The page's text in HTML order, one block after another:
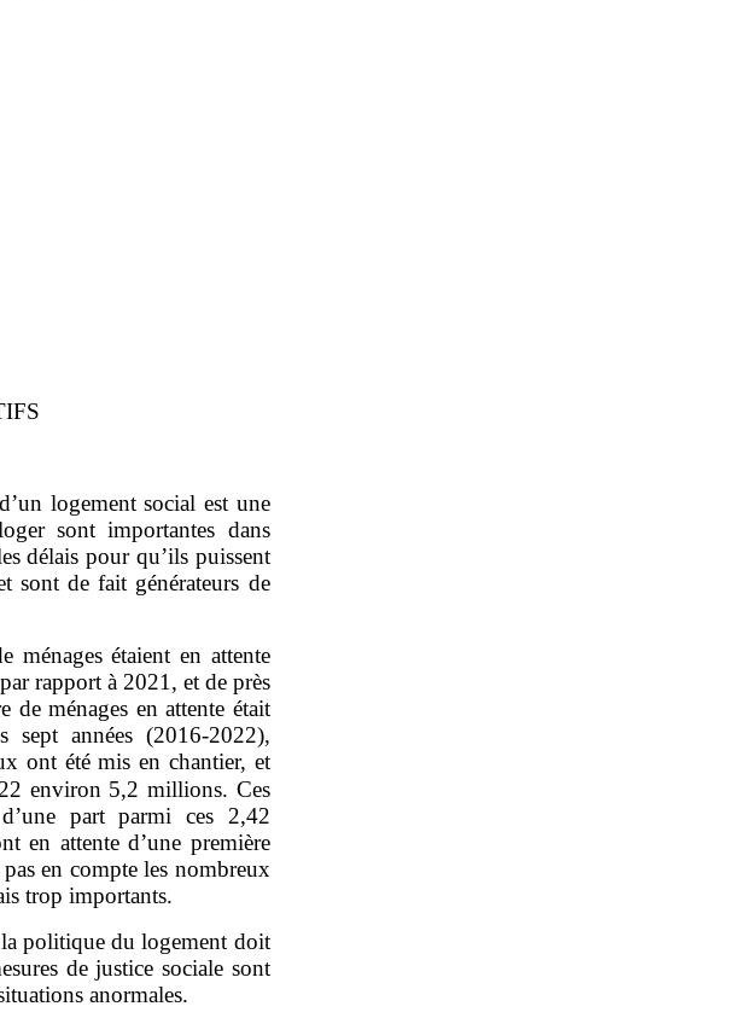
logement social est une
sont importantes dans
délais pour qu’ils puissent
sont de fait générateurs de
étaient en attente
rapport à 2021, et de près
ménages en attente était
années (2016‑2022),
ont été mis en chantier, et
environ 5,2 millions. Ces
part parmi ces 2,42
en attente d’une première
en compte les nombreux
trop importants.
la politique du logement doit
de justice sociale sont
anormales.